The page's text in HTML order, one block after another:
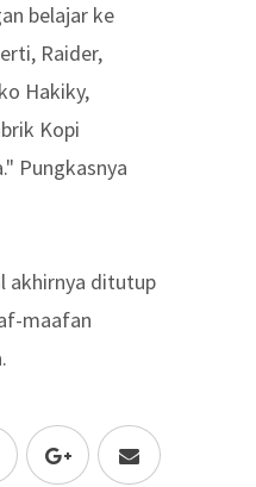
belajar ke
Raider,
Hakiky,
Kopi
Pungkasnya
akhirnya ditutup
maafan